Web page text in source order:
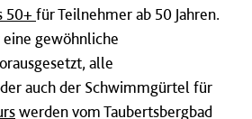
50+ für Teilnehmer ab 50 Jahren.
eine gewöhnliche
alle
auch der Schwimmgürtel für
werden vom Taubertsbergbad